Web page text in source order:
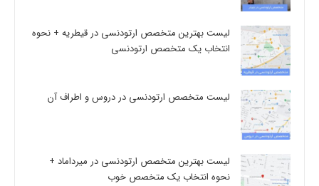
لیست بهترین متخصص ارتودنسی در قیطریه + نحوه
انتخاب یک متخصص ارتودنسی
لیست متخصص ارتودنسی در دروس و اطراف آن
لیست بهترین متخصص ارتودنسی در میرداماد +
نحوه انتخاب یک متخصص خوب